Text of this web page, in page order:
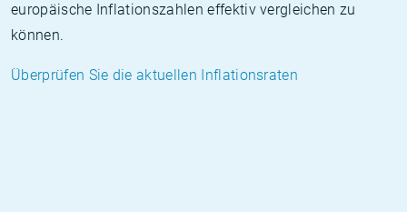
europäische Inflationszahlen effektiv vergleichen zu
können.
Überprüfen Sie die aktuellen Inflationsraten